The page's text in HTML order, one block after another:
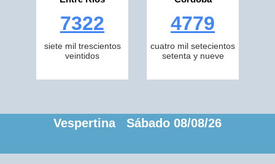
7322
siete mil trescientos
veintidos
4779
cuatro mil setecientos
setenta y nueve
Vespertina Sábado 08/08/26